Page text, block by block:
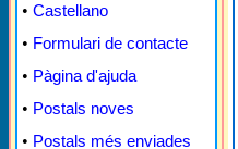
• Castellano
• Formulari de contacte
• Pàgina d'ajuda
• Postals noves
• Postals més enviades